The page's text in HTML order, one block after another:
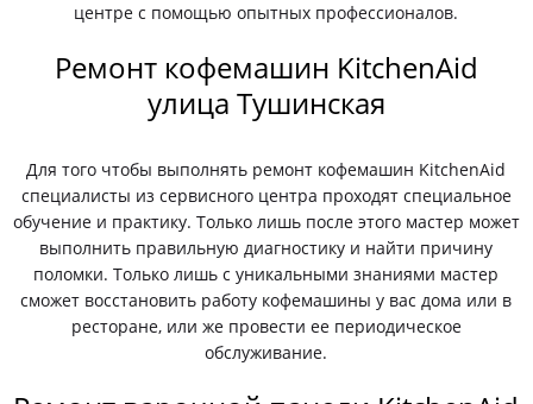
центре с помощью опытных профессионалов.
Ремонт кофемашин KitchenAid
улица Тушинская
Для того чтобы выполнять ремонт кофемашин KitchenAid
специалисты из сервисного центра проходят специальное
обучение и практику. Только лишь после этого мастер может
выполнить правильную диагностику и найти причину
поломки. Только лишь с уникальными знаниями мастер
сможет восстановить работу кофемашины у вас дома или в
ресторане, или же провести ее периодическое
обслуживание.